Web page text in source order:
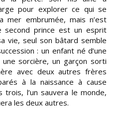
pour explorer ce qui se
mer embrumée, mais n’est
second prince est un esprit
vie, seul son bâtard semble
: un enfant né d’une
une sorcière, un garçon sorti
avec deux autres frères
à la naissance à cause
trois, l’un sauvera le monde,
les deux autres.